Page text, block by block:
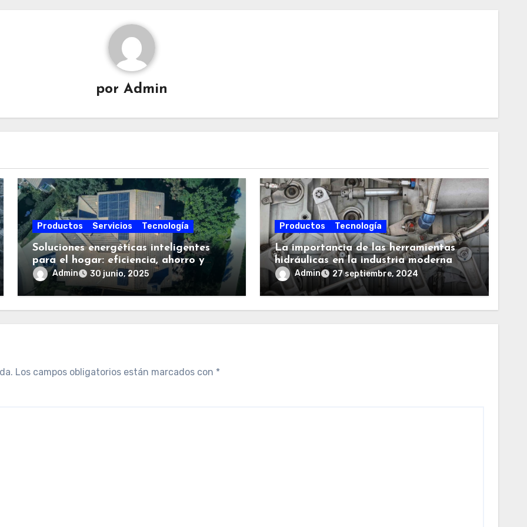
por Admin
Productos Servicios Tecnología
Soluciones energéticas inteligentes
para el hogar: eficiencia, ahorro y
sostenibilidad
Admin 30 junio, 2025
Productos Tecnología
La importancia de las herramientas
hidráulicas en la industria moderna
Admin 27 septiembre, 2024
Los campos obligatorios están marcados con *